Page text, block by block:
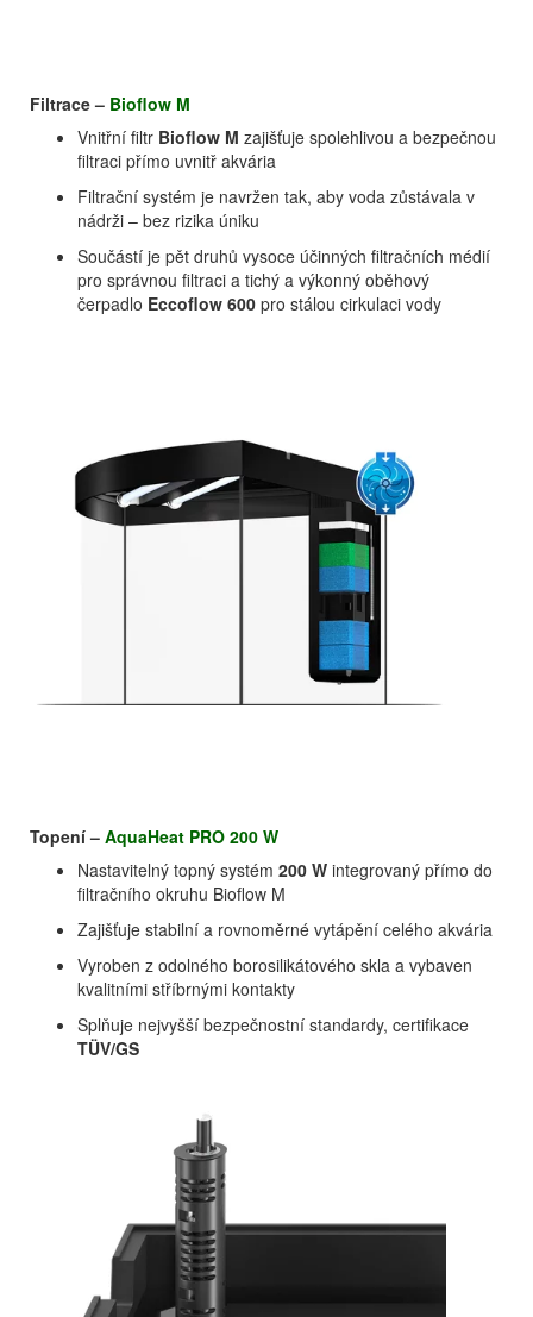
Filtrace – Bioflow M
Vnitřní filtr Bioflow M zajišťuje spolehlivou a bezpečnou
filtraci přímo uvnitř akvária
Filtrační systém je navržen tak, aby voda zůstávala v
nádrži – bez rizika úniku
Součástí je pět druhů vysoce účinných filtračních médií
pro správnou filtraci a tichý a výkonný oběhový
čerpadlo Eccoflow 600 pro stálou cirkulaci vody
Topení – AquaHeat PRO 200 W
Nastavitelný topný systém 200 W integrovaný přímo do
filtračního okruhu Bioflow M
Zajišťuje stabilní a rovnoměrné vytápění celého akvária
Vyroben z odolného borosilikátového skla a vybaven
kvalitními stříbrnými kontakty
Splňuje nejvyšší bezpečnostní standardy, certifikace
TÜV/GS